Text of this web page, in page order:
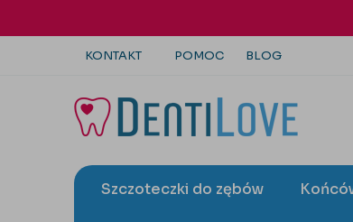
KONTAKT
+48 22 113 4446
kontakt@dentilove.pl
POMOC BLOG
Szczoteczki do zębów